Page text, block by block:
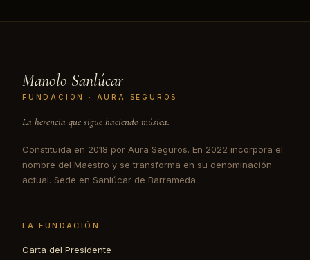
Manolo Sanlúcar
FUNDACIÓN · AURA SEGUROS
La herencia que sigue haciendo música.
Constituida en 2018 por Aura Seguros. En 2022 incorpora el
nombre del Maestro y se transforma en su denominación
actual. Sede en Sanlúcar de Barrameda.
LA FUNDACIÓN
Carta del Presidente